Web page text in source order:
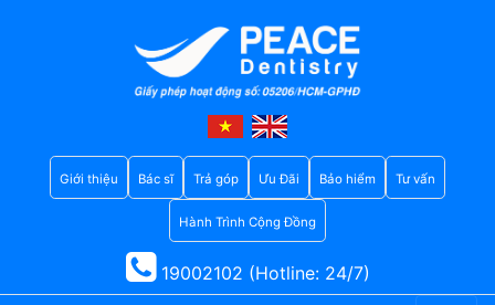
Giới thiệu Bác sĩ Trả góp Ưu Đãi Bảo hiểm Tư vấn
Hành Trình Cộng Đồng
19002102 (Hotline: 24/7)